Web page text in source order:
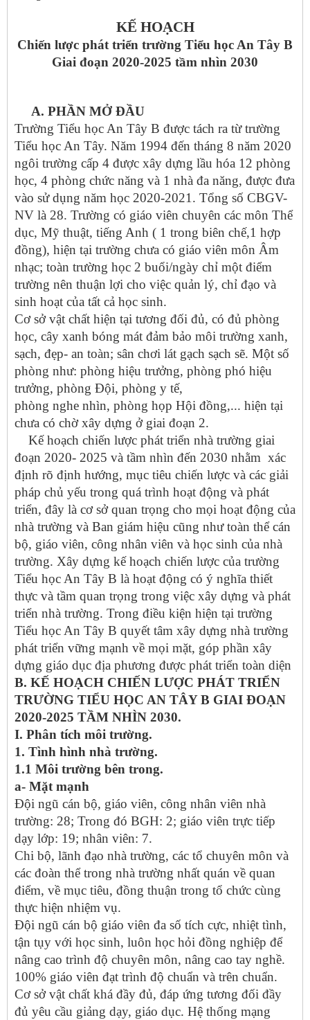
KẾ HOẠCH
Chiến lược phát triển trường Tiểu học An Tây B
Giai đoạn 2020-2025 tầm nhìn 2030
A. PHẦN MỞ ĐẦU
Trường Tiểu học An Tây B được tách ra từ trường
Tiểu học An Tây. Năm 1994 đến tháng 8 năm 2020
ngôi trường cấp 4 được xây dựng lầu hóa 12 phòng
học, 4 phòng chức năng và 1 nhà đa năng, được đưa
vào sử dụng năm học 2020-2021. Tổng số CBGV-
NV là 28. Trường có giáo viên chuyên các môn Thể
dục, Mỹ thuật, tiếng Anh ( 1 trong biên chế,1 hợp
đồng), hiện tại trường chưa có giáo viên môn Âm
nhạc; toàn trường học 2 buổi/ngày chỉ một điểm
trường nên thuận lợi cho việc quản lý, chỉ đạo và
sinh hoạt của tất cả học sinh.
Cơ sở vật chất hiện tại tương đối đủ, có đủ phòng
học, cây xanh bóng mát đảm bảo môi trường xanh,
sạch, đẹp- an toàn; sân chơi lát gạch sạch sẽ. Một số
phòng như: phòng hiệu trưởng, phòng phó hiệu
trưởng, phòng Đội, phòng y tế,
phòng nghe nhìn, phòng họp Hội đồng,... hiện tại
chưa có chờ xây dựng ở giai đoạn 2.
Kế hoạch chiến lược phát triển nhà trường giai
đoạn 2020- 2025 và tầm nhìn đến 2030 nhằm xác
định rõ định hướng, mục tiêu chiến lược và các giải
pháp chủ yếu trong quá trình hoạt động và phát
triển, đây là cơ sở quan trọng cho mọi hoạt động của
nhà trường và Ban giám hiệu cũng như toàn thể cán
bộ, giáo viên, công nhân viên và học sinh của nhà
trường. Xây dựng kế hoạch chiến lược của trường
Tiểu học An Tây B là hoạt động có ý nghĩa thiết
thực và tầm quan trọng trong việc xây dựng và phát
triển nhà trường. Trong điều kiện hiện tại trường
Tiểu học An Tây B quyết tâm xây dựng nhà trường
phát triển vững mạnh về mọi mặt, góp phần xây
dựng giáo dục địa phương được phát triển toàn diện
B. KẾ HOẠCH CHIẾN LƯỢC PHÁT TRIỂN
TRƯỜNG TIỂU HỌC AN TÂY B GIAI ĐOẠN
2020-2025 TẦM NHÌN 2030.
I. Phân tích môi trường.
1. Tình hình nhà trường.
1.1 Môi trường bên trong.
a- Mặt mạnh
Đội ngũ cán bộ, giáo viên, công nhân viên nhà
trường: 28; Trong đó BGH: 2; giáo viên trực tiếp
dạy lớp: 19; nhân viên: 7.
Chi bộ, lãnh đạo nhà trường, các tổ chuyên môn và
các đoàn thể trong nhà trường nhất quán về quan
điểm, về mục tiêu, đồng thuận trong tổ chức cùng
thực hiện nhiệm vụ.
Đội ngũ cán bộ giáo viên đa số tích cực, nhiệt tình,
tận tụy với học sinh, luôn học hỏi đồng nghiệp để
nâng cao trình độ chuyên môn, nâng cao tay nghề.
100% giáo viên đạt trình độ chuẩn và trên chuẩn.
Cơ sở vật chất khá đầy đủ, đáp ứng tương đối đầy
đủ yêu cầu giảng dạy, giáo dục. Hệ thống mạng